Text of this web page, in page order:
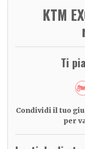
KTM
Ti
Condividi il tuo
per